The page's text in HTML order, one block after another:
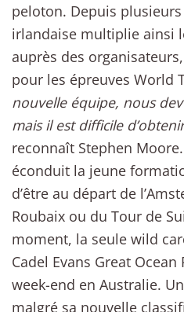
peloton. Depuis plusieurs
irlandaise multiplie ainsi
auprès des
pour les épreuves World
nouvelle équipe, nous
mais il est difficile
reconnaît Stephen
éconduit la jeune
d’être au départ de
Roubaix ou du Tour de
moment, la seule wild
Cadel Evans Great
week-end en Australie.
malgré sa nouvelle